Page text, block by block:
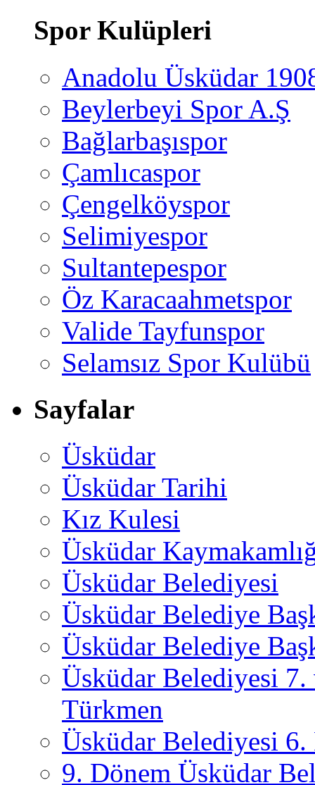
Spor Kulüpleri
Anadolu Üsküdar
Beylerbeyi Spor A.Ş
Bağlarbaşıspor
Çamlıcaspor
Çengelköyspor
Selimiyespor
Sultantepespor
Öz Karacaahmetspor
Valide Tayfunspor
Selamsız Spor Kulübü
Sayfalar
Üsküdar
Üsküdar Tarihi
Kız Kulesi
Üsküdar
Üsküdar Belediyesi
Üsküdar Belediye
Üsküdar Belediye
Üsküdar Belediyesi
Türkmen
Üsküdar Belediyesi 6.
9. Dönem Üsküdar